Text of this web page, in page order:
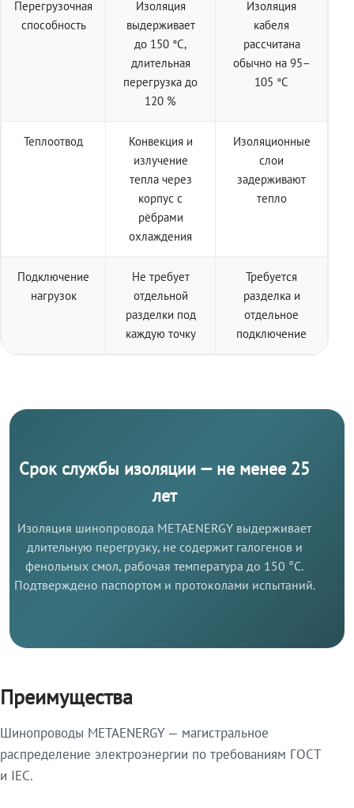
Перегрузочная
способность
Изоляция
выдерживает
до 150 °C,
длительная
перегрузка до
120 %
Изоляция
кабеля
рассчитана
обычно на 95–
105 °C
Теплоотвод
Конвекция и
излучение
тепла через
корпус с
рёбрами
охлаждения
Изоляционные
слои
задерживают
тепло
Подключение
нагрузок
Не требует
отдельной
разделки под
каждую точку
Требуется
разделка и
отдельное
подключение
Срок службы изоляции — не менее 25
лет
Изоляция шинопровода METAENERGY выдерживает
длительную перегрузку, не содержит галогенов и
фенольных смол, рабочая температура до 150 °C.
Подтверждено паспортом и протоколами испытаний.
Преимущества
Шинопроводы METAENERGY — магистральное
распределение электроэнергии по требованиям ГОСТ
и IEC.